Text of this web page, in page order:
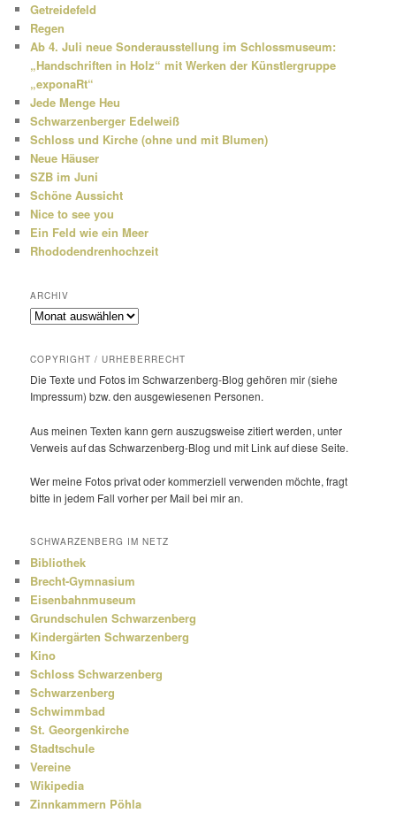
n
Getreidefeld
Regen
Ab 4. Juli neue Sonderausstellung im Schlossmuseum:
„Handschriften in Holz“ mit Werken der Künstlergruppe
„exponaRt“
Jede Menge Heu
Schwarzenberger Edelweiß
Schloss und Kirche (ohne und mit Blumen)
Neue Häuser
SZB im Juni
Schöne Aussicht
Nice to see you
Ein Feld wie ein Meer
Rhododendrenhochzeit
ARCHIV
Archiv
COPYRIGHT / URHEBERRECHT
Die Texte und Fotos im Schwarzenberg-Blog gehören mir (siehe
Impressum) bzw. den ausge­wie­senen Personen.
Aus meinen Texten kann gern auszugs­weise zitiert werden, unter
Verweis auf das Schwarzenberg-Blog und mit Link auf diese Seite.
Wer meine Fotos privat oder kommer­ziell verwenden möchte, fragt
bitte in jedem Fall vorher per Mail bei mir an.
SCHWARZENBERG IM NETZ
Bibliothek
Brecht-Gymnasium
Eisenbahnmuseum
Grundschulen Schwarzenberg
Kindergärten Schwarzenberg
Kino
Schloss Schwarzenberg
Schwarzenberg
Schwimmbad
St. Georgenkirche
Stadtschule
Vereine
Wikipedia
Zinnkammern Pöhla